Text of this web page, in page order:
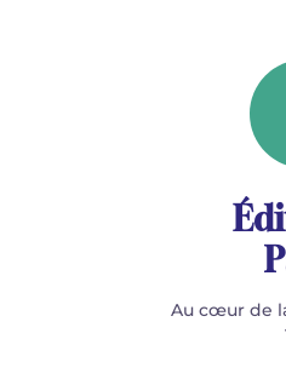
Au cœur de